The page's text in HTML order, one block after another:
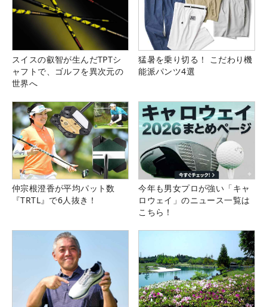
スイスの叡智が生んだTPTシ
ャフトで、ゴルフを異次元の
世界へ
猛暑を乗り切る！ こだわり機
能派パンツ4選
仲宗根澄香が平均パット数
『TRTL』で6人抜き！
今年も男女プロが強い「キャ
ロウェイ」のニュース一覧は
こちら！